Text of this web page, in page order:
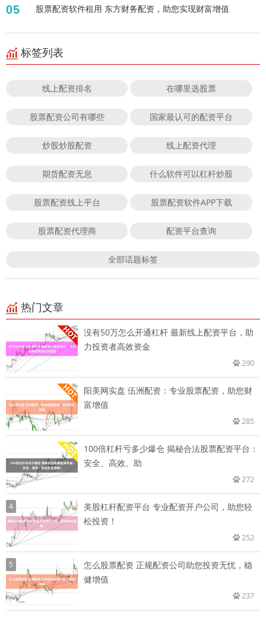
05 股票配资软件租用 东方财务配资，助您实现财富增值
标签列表
线上配资排名 在哪里选股票
股票配资公司有哪些 国家最认可的配资平台
炒股炒股配资 线上配资代理
期货配资无息 什么软件可以杠杆炒股
股票配资线上平台 股票配资软件APP下载
股票配资代理商 配资平台查询
全部话题标签
热门文章
没有50万怎么开通杠杆 最新线上配资平台，助
力投资者高效资金
290
阳美网实盘 伍洲配资：专业股票配资，助您财
富增值
285
100倍杠杆亏多少爆仓 揭秘合法股票配资平台：
安全、高效、助
272
4
美股杠杆配资平台 专业配资开户公司，助您轻
松投资！
252
5
怎么股票配资 正规配资公司助您投资无忧，稳
健增值
237